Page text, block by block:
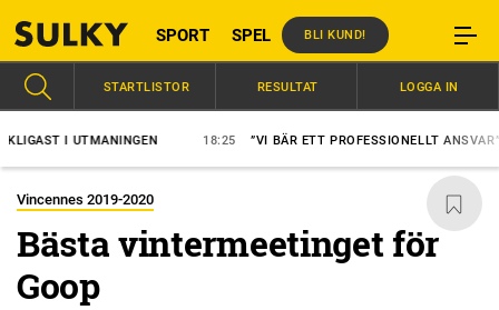
SPORT SPEL BLI KUND!
I UTMANINGEN 18:25 ”VI BÄR ETT PROFESSIONELLT ANSVAR”
STARTLISTOR RESULTAT LOGGA IN
Vincennes 2019-2020
Bästa vintermeetinget för
Goop